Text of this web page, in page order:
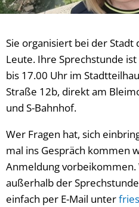
Sie organisiert bei der
Leute. Ihre Sprechstunde
bis 17.00 Uhr im
Straße 12b, direkt am
und S-Bahnhof.
Wer Fragen hat, sich
mal ins Gespräch kommen
Anmeldung vorbeikommen.
außerhalb der
einfach per E-Mail unter